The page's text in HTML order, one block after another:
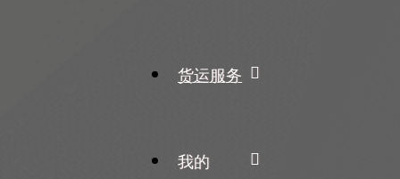
货运服务
我的